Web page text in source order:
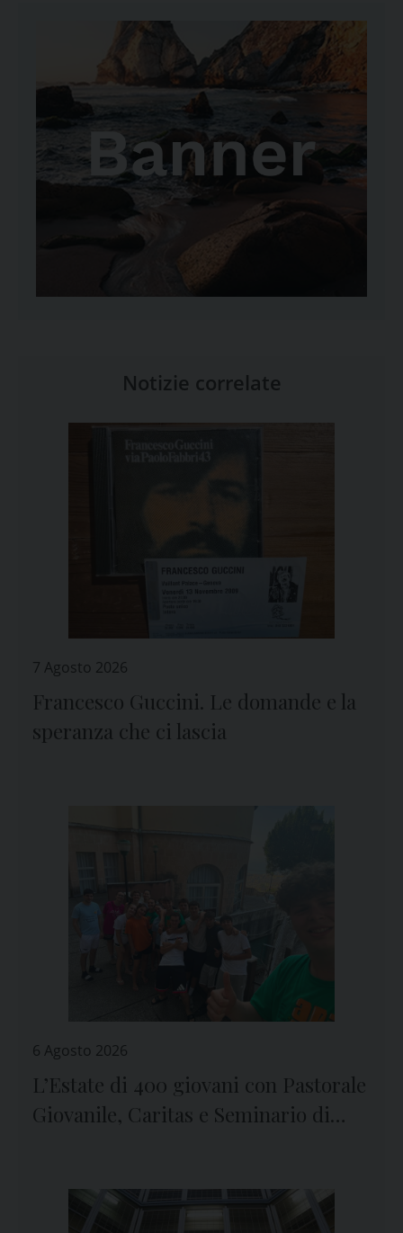
Notizie correlate
7 Agosto 2026
Francesco Guccini. Le domande e la
speranza che ci lascia
6 Agosto 2026
L’Estate di 400 giovani con Pastorale
Giovanile, Caritas e Seminario di